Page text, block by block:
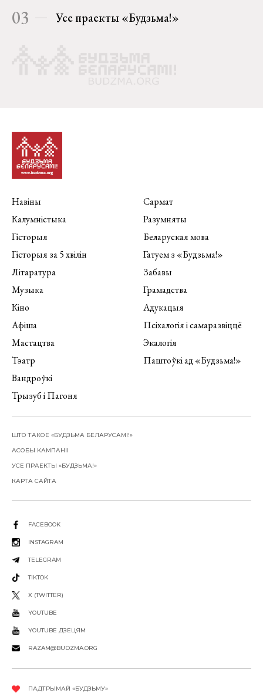
03 Усе праекты «Будзьма!»
Навіны
Калумністыка
Гісторыя
Гісторыя за 5 хвілін
Літаратура
Музыка
Кіно
Афіша
Мастацтва
Тэатр
Вандроўкі
Трызуб і Пагоня
Сармат
Разумняты
Беларуская мова
Гатуем з «Будзьма!»
Забавы
Грамадства
Адукацыя
Псіхалогія і самаразвіццё
Экалогія
Паштоўкі ад «Будзьма!»
ШТО ТАКОЕ «БУДЗЬМА БЕЛАРУСАМІ!»
АСОБЫ КАМПАНІІ
УСЕ ПРАЕКТЫ «БУДЗЬМА!»
КАРТА САЙТА
FACEBOOK
INSTAGRAM
TELEGRAM
TIKTOK
X (TWITTER)
YOUTUBE
YOUTUBE ДЗЕЦЯМ
RAZAM@BUDZMA.ORG
ПАДТРЫМАЙ «БУДЗЬМУ»